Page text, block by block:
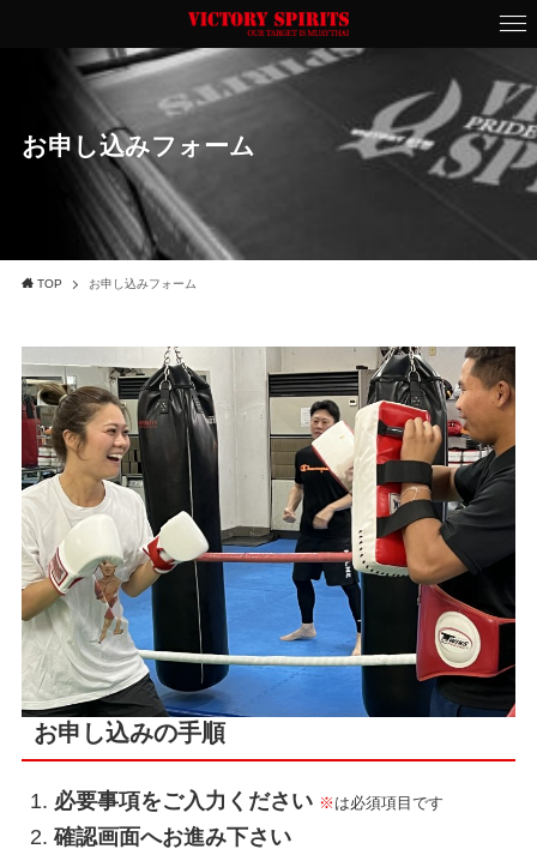
お申し込みフォーム
TOP お申し込みフォーム
お申し込みの手順
必要事項をご入力ください ※ は必須項目です
確認画面へお進み下さい